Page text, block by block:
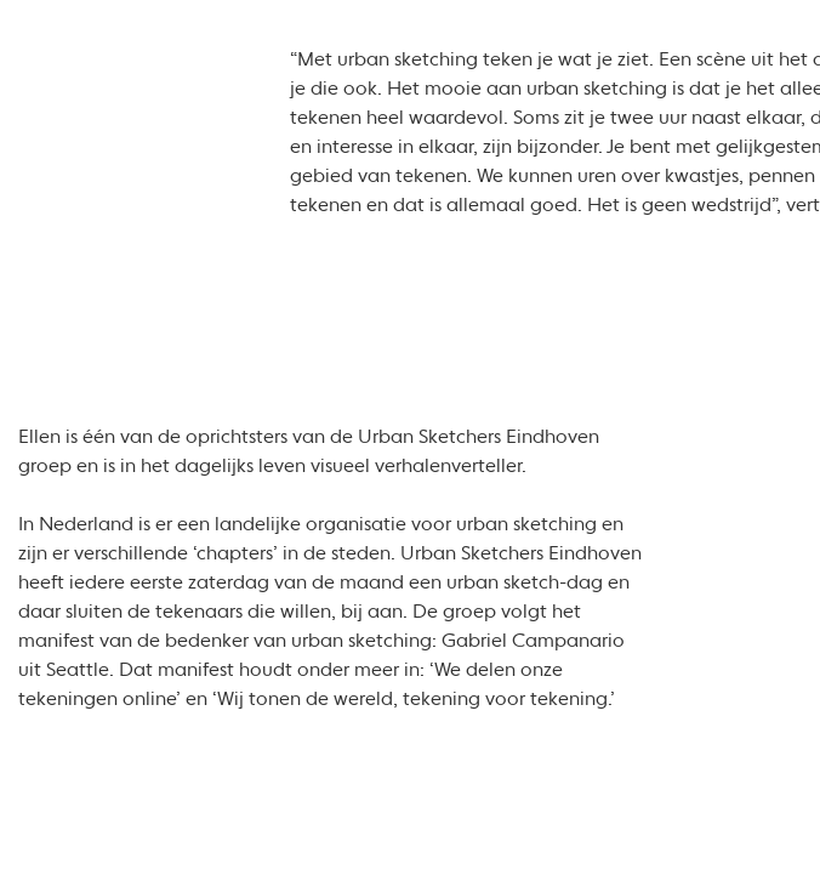
“Met urban sketching teken je wat je ziet. Een scène uit
je die ook. Het mooie aan urban sketching is dat je het
tekenen heel waardevol. Soms zit je twee uur naast
en interesse in elkaar, zijn bijzonder. Je bent met
gebied van tekenen. We kunnen uren over kwastjes,
tekenen en dat is allemaal goed. Het is geen wedstrijd”,
Ellen is één van de oprichtsters van de Urban Sketchers Eindhoven
groep en is in het dagelijks leven visueel verhalenverteller.
In Nederland is er een landelijke organisatie voor urban sketching en
zijn er verschillende ‘chapters’ in de steden. Urban Sketchers Eindhoven
heeft iedere eerste zaterdag van de maand een urban sketch-dag en
daar sluiten de tekenaars die willen, bij aan. De groep volgt het
manifest van de bedenker van urban sketching: Gabriel Campanario
uit Seattle. Dat manifest houdt onder meer in: ‘We delen onze
tekeningen online’ en ‘Wij tonen de wereld, tekening voor tekening.’